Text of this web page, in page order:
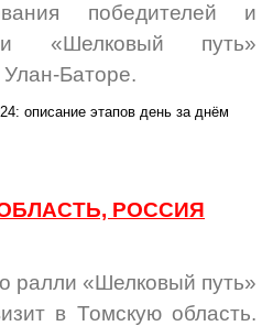
победителей и
«Шелковый путь»
Баторе.
РОССИЯ
ралли «Шелковый путь»
в Томскую область.